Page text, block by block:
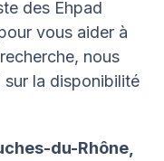
des Ehpad
vous aider à
nous
la disponibilité
du-Rhône,